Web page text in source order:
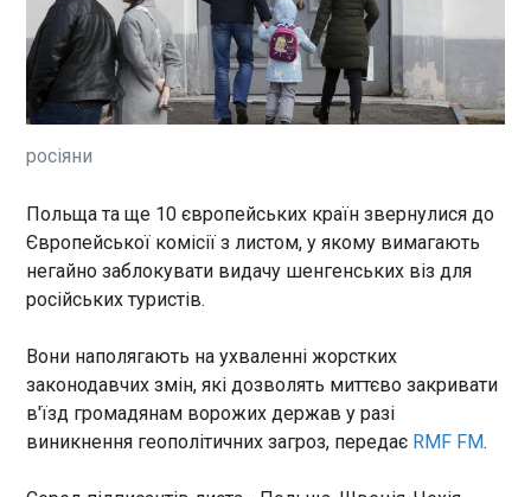
які дозволять миттєво
закривати в'їзд громадянам
ворожих держав у разі
виникнення геополітичних
загроз, передає RMF FM .
22:50:57
ЧИТАТЬ
Збагачена картопля: що означають тактичні
ядерні навчання Білорусі та Росії
18 травня Білорусь оголосила
про початок навчань,
протягом яких перевірять
готовність, вдосконалять
застосування ядерних
росіяни
Польща та ще 10 європейських країн звернулися до
Європейської комісії з листом, у якому вимагають
негайно заблокувати видачу шенгенських віз для
російських туристів.
Вони наполягають на ухваленні жорстких
законодавчих змін, які дозволять миттєво закривати
в'їзд громадянам ворожих держав у разі
виникнення геополітичних загроз, передає RMF FM.